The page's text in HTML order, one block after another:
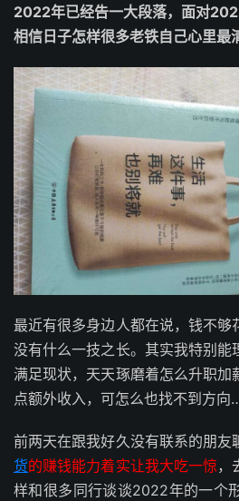
2022年已经告一大段落，面对
相信日子怎样很多老铁自己心里最
最近有很多身边人都在说，钱不够
没有什么一技之长。其实我特别能
满足现状，天天琢磨着怎么升职加
点额外收入，可怎么也找不到方
前两天在跟我好久没有联系的朋友
货的赚钱能力着实让我大吃一惊，
样和很多同行谈谈2022年的一个